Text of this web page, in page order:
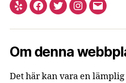
Om denna
Det här kan vara en